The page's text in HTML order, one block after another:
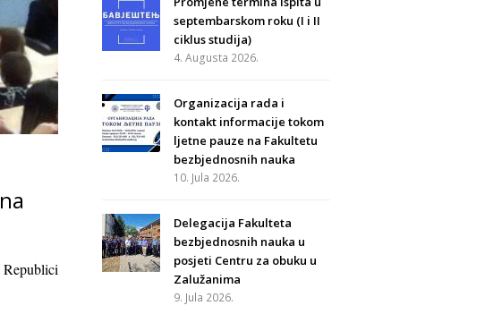
septembarskom roku (I i II
ciklus studija)
4. Augusta 2026.
Organizacija rada i
kontakt informacije tokom
ljetne pauze na Fakultetu
bezbjednosnih nauka
10. Jula 2026.
Delegacija Fakulteta
bezbjednosnih nauka u
posjeti Centru za obuku u
Zalužanima
9. Jula 2026.